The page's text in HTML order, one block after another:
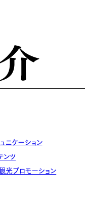
ニケーション
ンツ
光プロモーション